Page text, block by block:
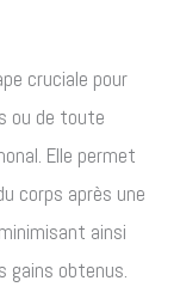
cruciale pour
ou de toute
Elle permet
corps après une
ainsi
gains obtenus.